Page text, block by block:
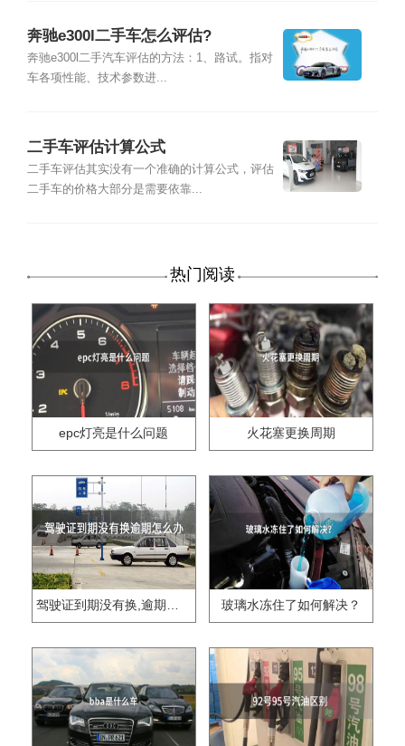
奔驰e300l二手车怎么评估?
奔驰e300l二手汽车评估的方法：1、路试。指对
车各项性能、技术参数进...
二手车评估计算公式
二手车评估其实没有一个准确的计算公式，评估
二手车的价格大部分是需要依靠...
热门阅读
epc灯亮是什么问题 火花塞更换周期
驾驶证到期没有换,逾期怎么办?? 玻璃水冻住了如何解决？